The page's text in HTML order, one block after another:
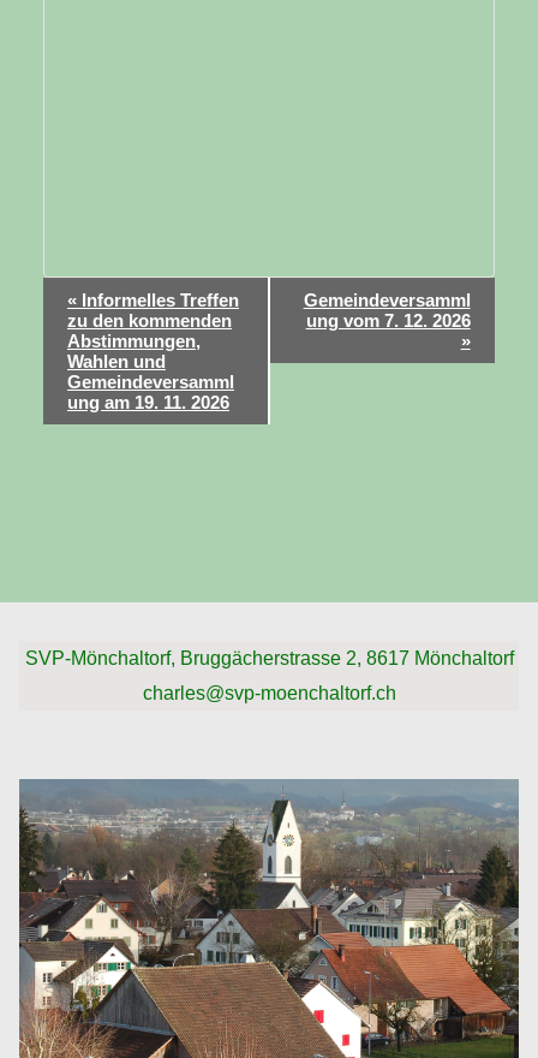
r
t
l
n
g
N
a
v
i
g
« Informelles Treffen
zu den kommenden
Abstimmungen,
Wahlen und
Gemeindeversamml
ung am 19. 11. 2026
Gemeindeversamml
ung vom 7. 12. 2026
»
SVP-Mönchaltorf, Bruggächerstrasse 2, 8617 Mönchaltorf
charles@svp-moenchaltorf.ch